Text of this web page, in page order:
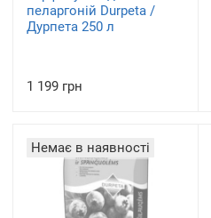
пеларгоній Durpeta /
Дурпета 250 л
1 199 грн
Немає в наявності